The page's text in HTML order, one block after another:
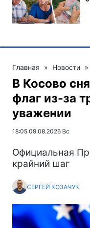
Главная » Новости »
В Косово
флаг из-за
уважении
18:05 09.08.2026 Вс
Официальная
крайний шаг
СЕРГЕЙ КОЗАЧУК